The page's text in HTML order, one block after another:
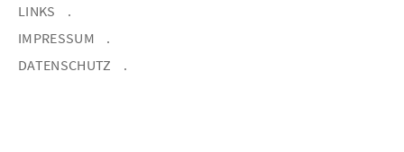
LINKS
IMPRESSUM
DATENSCHUTZ